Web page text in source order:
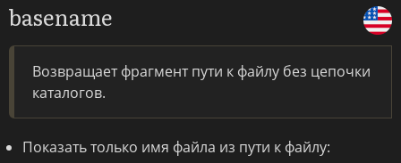
basename
Возвращает фрагмент пути к файлу без цепочки
каталогов.
Показать только имя файла из пути к файлу: